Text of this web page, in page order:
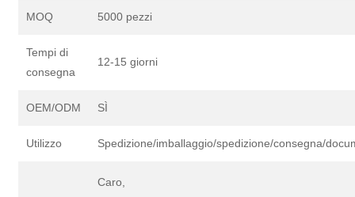
MOQ 5000 pezzi
Tempi di
consegna
12-15 giorni
OEM/ODM SÌ
Utilizzo Spedizione/imballaggio/spedizione/consegna/
Caro,